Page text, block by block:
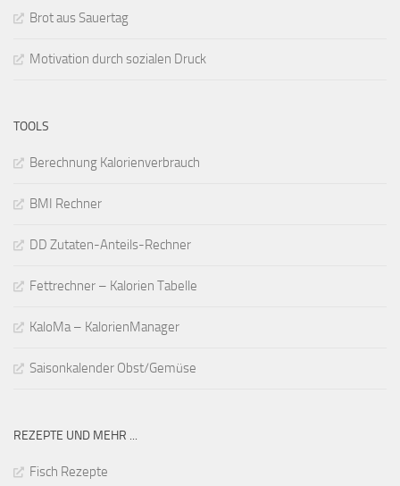
Brot aus Sauertag
Motivation durch sozialen Druck
TOOLS
Berechnung Kalorienverbrauch
BMI Rechner
DD Zutaten-Anteils-Rechner
Fettrechner – Kalorien Tabelle
KaloMa – KalorienManager
Saisonkalender Obst/Gemüse
REZEPTE UND MEHR ...
Fisch Rezepte